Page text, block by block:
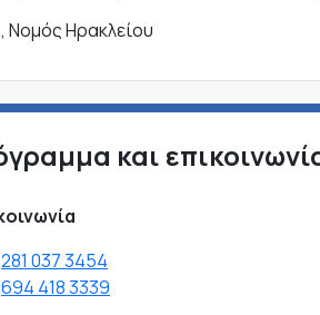
Νομός Ηρακλείου
και
281 037 3454
694 418 3339